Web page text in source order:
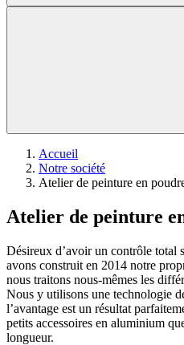
Accueil
Notre société
Atelier de peinture en
Atelier de peinture
Désireux d’avoir un contrôle total
avons construit en 2014 notre
nous traitons nous-mêmes les
Nous y utilisons une technologie
l’avantage est un résultat
petits accessoires en aluminium
longueur.